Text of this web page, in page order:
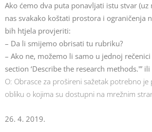
Ako ćemo dva puta ponavljati istu stvar (uz
nas svakako koštati prostora i ograničenja
bih htjela provjeriti:
– Da li smijemo obrisati tu rubriku?
– Ako ne, možemo li samo u jednoj rečenici
section ‘Describe the research methods.'”
O: Obrasce za prošireni sažetak potrebno
obliku o kojima su dostupni na mrežnim
26. 4. 2019.